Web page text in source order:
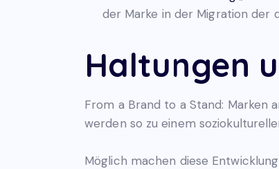
der Marke in der Migration der
Haltungen
From a Brand to a Stand: Marken
werden so zu einem
Möglich machen diese